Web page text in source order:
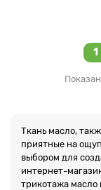
1
Ткань масло,
приятные на
выбором для
интернет-
трикотажа масло